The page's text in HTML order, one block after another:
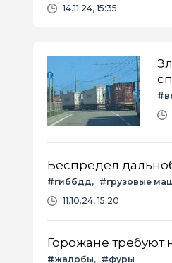
14.11.24, 15:35
Беспредел
#гиббдд #грузовые
11.10.24, 15:20
Горожане требуют
#жалобы
#фуры